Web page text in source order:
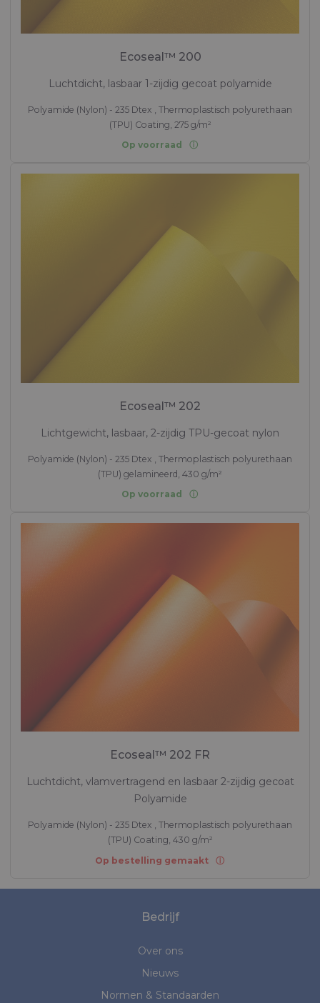
Ecoseal™ 200
Luchtdicht, lasbaar 1-zijdig gecoat polyamide
Polyamide (Nylon) - 235 Dtex , Thermoplastisch polyurethaan
(TPU) Coating, 275 g/m²
Op voorraad
Ecoseal™ 202
Lichtgewicht, lasbaar, 2-zijdig TPU-gecoat nylon
Polyamide (Nylon) - 235 Dtex , Thermoplastisch polyurethaan
(TPU) gelamineerd, 430 g/m²
Op voorraad
Ecoseal™ 202 FR
Luchtdicht, vlamvertragend en lasbaar 2-zijdig gecoat
Polyamide
Polyamide (Nylon) - 235 Dtex , Thermoplastisch polyurethaan
(TPU) Coating, 430 g/m²
Op bestelling gemaakt
Bedrijf
Over ons
Nieuws
Normen & Standaarden